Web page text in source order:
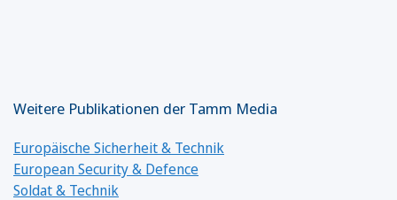
Weitere Publikationen der Tamm Media
Europäische Sicherheit & Technik
European Security & Defence
Soldat & Technik